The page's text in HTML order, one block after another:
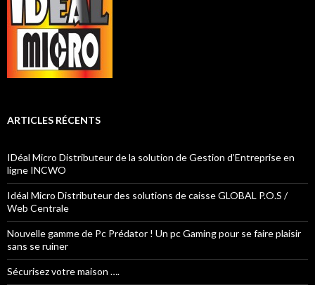
ARTICLES RÉCENTS
IDéal Micro Distributeur de la solution de Gestion d’Entreprise en
ligne INCWO
Idéal Micro Distributeur des solutions de caisse GLOBAL P.O.S /
Web Centrale
Nouvelle gamme de Pc Prédator ! Un pc Gaming pour se faire plaisir
sans se ruiner
Sécurisez votre maison ….